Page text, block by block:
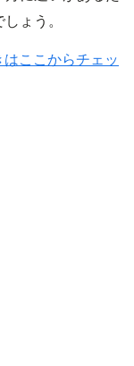
ょう。
ここからチェッ